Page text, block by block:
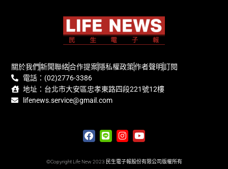
關於我們新聞聯絡合作提案隱私權政策作者聲明訂閱
電話：(02)2776-3386
地址：台北市大安區忠孝東路四段221號12樓
lifenews.service@gmail.com
©Copyright Life New 2023 民生電子報股份有限公司版權所有